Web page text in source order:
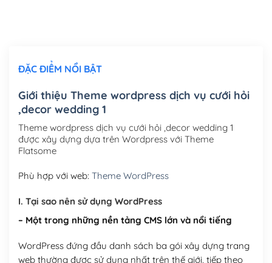
Mua thêm Host + Tên miền
Tên miền Việt Nam .vn (1 năm)
Hosting 2GB SSD (1 năm)(+450,000₫)
Hosting 5GB SSD (1 năm)
Hosting 8GB SSD (1 năm) (+950,000₫)
ĐẶC ĐIỂM NỔI BẬT
Giới thiệu Theme wordpress dịch vụ cưới hỏi
,decor wedding 1
Theme wordpress dịch vụ cưới hỏi ,decor wedding 1
được xây dựng dựa trên Wordpress với Theme
Flatsome
Phù hợp với web: Theme WordPress
I. Tại sao nên sử dụng WordPress
– Một trong những nền tảng CMS lớn và nổi tiếng
WordPress đứng đầu danh sách ba gói xây dựng trang
web thường được sử dụng nhất trên thế giới, tiếp theo